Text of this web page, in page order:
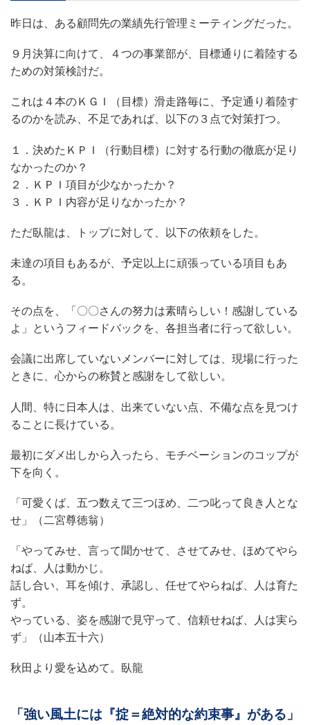
昨日は、ある顧問先の業績先行管理ミーティングだった。
９月決算に向けて、４つの事業部が、目標通りに着陸する
ための対策検討だ。
これは４本のＫＧＩ（目標）滑走路毎に、予定通り着陸す
るのかを読み、不足であれば、以下の３点で対策打つ。
１．決めたＫＰＩ（行動目標）に対する行動の徹底が足り
なかったのか？
２．ＫＰＩ項目が少なかったか？
３．ＫＰＩ内容が足りなかったか？
ただ臥龍は、トップに対して、以下の依頼をした。
未達の項目もあるが、予定以上に頑張っている項目もあ
る。
その点を、「〇〇さんの努力は素晴らしい！感謝している
よ」というフィードバックを、各担当者に行って欲しい。
会議に出席していないメンバーに対しては、現場に行った
ときに、心からの称賛と感謝をして欲しい。
人間、特に日本人は、出来ていない点、不備な点を見つけ
ることに長けている。
最初にダメ出しから入ったら、モチベーションのコップが
下を向く。
「可愛くば、五つ数えて三つほめ、二つ叱って良き人とな
せ」（二宮尊徳翁）
「やってみせ、言って聞かせて、させてみせ、ほめてやら
ねば、人は動かじ。
話し合い、耳を傾け、承認し、任せてやらねば、人は育た
ず。
やっている、姿を感謝で見守って、信頼せねば、人は実ら
ず」（山本五十六）
秋田より愛を込めて。臥龍
「強い風土には『掟＝絶対的な約束事』がある」